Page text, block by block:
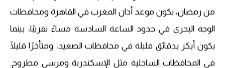
من رمضان، يكون موعد أذان المغرب في القاهرة ومحافظات
الوجه البحري في حدود الساعة السادسة مساءً تقريبًا، بينما
يكون أبكر بدقائق قليلة في محافظات الصعيد، ومتأخرًا قليلًا
في المحافظات الساحلية مثل الإسكندرية ومرسى مطروح.